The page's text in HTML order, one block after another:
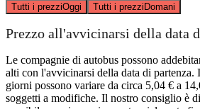
Tutti i prezziOggi Tutti i prezziDomani
Prezzo all'avvicinarsi della data
Le compagnie di autobus possono
alti con l'avvicinarsi della data di partenza.
giorni possono variare da circa 5,04 € a
soggetti a modifiche. Il nostro consiglio è